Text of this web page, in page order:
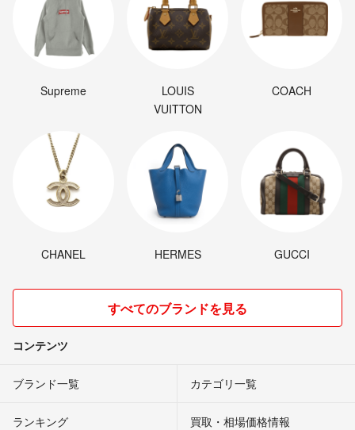
Supreme
LOUIS
VUITTON
COACH
CHANEL HERMES GUCCI
すべてのブランドを見る
コンテンツ
ブランド一覧 カテゴリ一覧
ランキング 買取・相場価格情報